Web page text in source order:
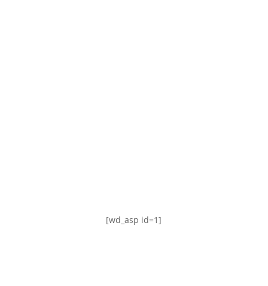
[wd_asp id=1]